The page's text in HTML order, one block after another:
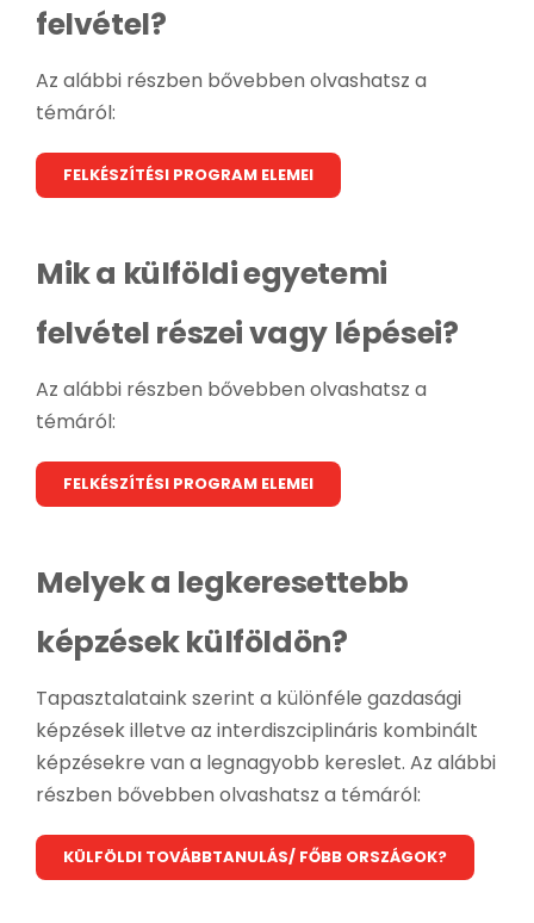
felvétel?
Az alábbi részben bővebben olvashatsz a
témáról:
FELKÉSZÍTÉSI PROGRAM ELEMEI
Mik a külföldi egyetemi
felvétel részei vagy lépései?
Az alábbi részben bővebben olvashatsz a
témáról:
FELKÉSZÍTÉSI PROGRAM ELEMEI
Melyek a legkeresettebb
képzések külföldön?
Tapasztalataink szerint a különféle gazdasági
képzések illetve az interdiszciplináris kombinált
képzésekre van a legnagyobb kereslet. Az alábbi
részben bővebben olvashatsz a témáról:
KÜLFÖLDI TOVÁBBTANULÁS/ FŐBB ORSZÁGOK?